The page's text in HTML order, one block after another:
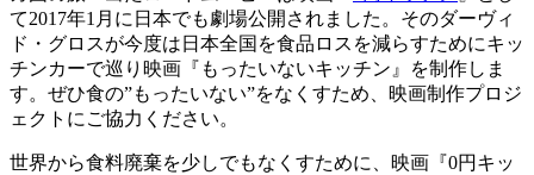
て2017年1月に日本でも劇場公開されました。そのダーヴィ
ド・グロスが今度は日本全国を食品ロスを減らすためにキッ
チンカーで巡り映画『もったいないキッチン』を制作しま
す。ぜひ食の”もったいない”をなくすため、映画制作プロジ
ェクトにご協力ください。
世界から食料廃棄を少しでもなくすために、映画『0円キッ